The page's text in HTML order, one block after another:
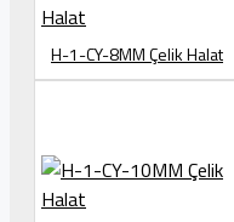
H-1-CY-8MM Çelik Halat